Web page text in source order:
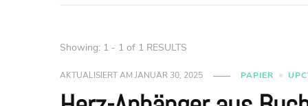
Showing: 1 - 1 of 1 RESULTS
AKTUALISIERT AMJANUAR 30, 2025 PAPIER